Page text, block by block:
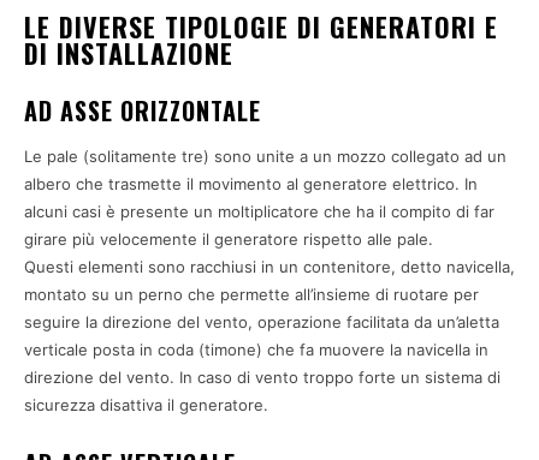
LE DIVERSE TIPOLOGIE DI GENERATORI E
DI INSTALLAZIONE
AD ASSE ORIZZONTALE
Le pale (solitamente tre) sono unite a un mozzo collegato ad un
albero che trasmette il movimento al generatore elettrico. In
alcuni casi è presente un moltiplicatore che ha il compito di far
girare più velocemente il generatore rispetto alle pale.
Questi elementi sono racchiusi in un contenitore, detto navicella,
montato su un perno che permette all’insieme di ruotare per
seguire la direzione del vento, operazione facilitata da un’aletta
verticale posta in coda (timone) che fa muovere la navicella in
direzione del vento. In caso di vento troppo forte un sistema di
sicurezza disattiva il generatore.